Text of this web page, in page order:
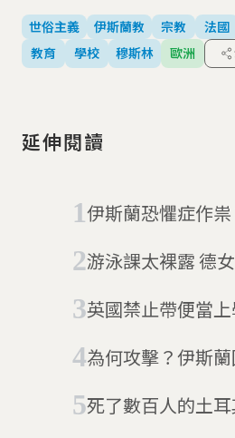
世俗主義 伊斯蘭教 宗教 法國
教育
學校 穆斯林 歐洲
延伸閱讀
伊斯蘭恐懼症作
游泳課太裸露 德
英國禁止帶便當
為何攻擊？伊斯
死了數百人的土